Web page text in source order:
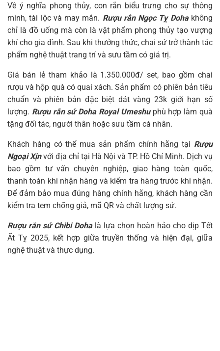
Về ý nghĩa phong thủy, con rắn biểu trưng cho sự thông
minh, tài lộc và may mắn. Rượu rắn Ngọc Tỵ Dohakhông
chỉ là đồ uống mà còn là vật phẩm phong thủy tạo vượng
khí cho gia đình. Sau khi thưởng thức, chai sứ trở thành tác
phẩm nghệ thuật trang trí và sưu tầm có giá trị.
Giá bán lẻ tham khảo là 1.350.000đ/ set, bao gồm chai
rượu và hộp quà có quai xách. Sản phẩm có phiên bản tiêu
chuẩn và phiên bản đặc biệt dát vàng 23k giới hạn số
lượng. Rượu rắn sứ Doha Royal Umeshuphù hợp làm quà
tặng đối tác, người thân hoặc sưu tầm cá nhân.
Khách hàng có thể mua sản phẩm chính hãng tại Rượu
Ngoại Xịnvới địa chỉ tại Hà Nội và TP. Hồ Chí Minh. Dịch vụ
bao gồm tư vấn chuyên nghiệp, giao hàng toàn quốc,
thanh toán khi nhận hàng và kiểm tra hàng trước khi nhận.
Để đảm bảo mua đúng hàng chính hãng, khách hàng cần
kiểm tra tem chống giả, mã QR và chất lượng sứ.
Rượu rắn sứ Chibi Dohalà lựa chọn hoàn hảo cho dịp Tết
Ất Tỵ 2025, kết hợp giữa truyền thống và hiện đại, giữa
nghệ thuật và thực dụng.